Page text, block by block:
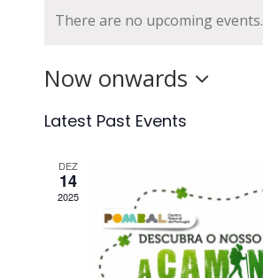
There are no upcoming events.
Now onwards
Select
date.
Latest Past Events
DEZ
14
2025